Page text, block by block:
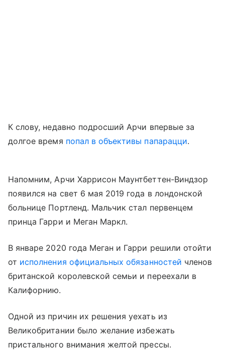
К слову, недавно подросший Арчи впервые за
долгое время попал в объективы папарацци.
Напомним, Арчи Харрисон Маунтбеттен-Виндзор
появился на свет 6 мая 2019 года в лондонской
больнице Портленд. Мальчик стал первенцем
принца Гарри и Меган Маркл.
В январе 2020 года Меган и Гарри решили отойти
от исполнения официальных обязанностей членов
британской королевской семьи и переехали в
Калифорнию.
Одной из причин их решения уехать из
Великобритании было желание избежать
пристального внимания желтой прессы.